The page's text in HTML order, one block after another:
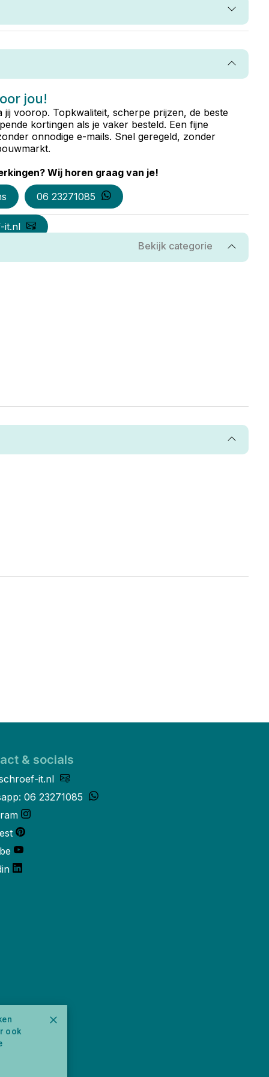
ook
jou!
jij voorop. Topkwaliteit, scherpe prijzen, de beste
kortingen als je vaker besteld. Een fijne
onnodige e-mails. Snel geregeld, zonder
Wij horen graag van je!
06 23271085
it.nl
Bekijk categorie
& socials
it.nl
06 23271085